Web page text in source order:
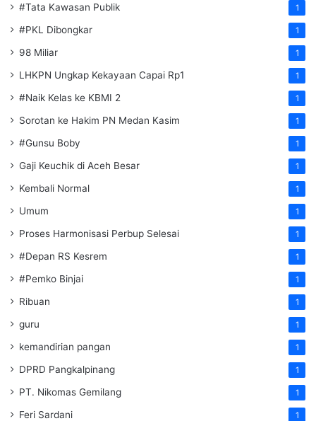
#Tata Kawasan Publik 1
#PKL Dibongkar 1
98 Miliar 1
LHKPN Ungkap Kekayaan Capai Rp1 1
#Naik Kelas ke KBMI 2 1
Sorotan ke Hakim PN Medan Kasim 1
#Gunsu Boby 1
Gaji Keuchik di Aceh Besar 1
Kembali Normal 1
Umum 1
Proses Harmonisasi Perbup Selesai 1
#Depan RS Kesrem 1
#Pemko Binjai 1
Ribuan 1
guru 1
kemandirian pangan 1
DPRD Pangkalpinang 1
PT. Nikomas Gemilang 1
Feri Sardani 1